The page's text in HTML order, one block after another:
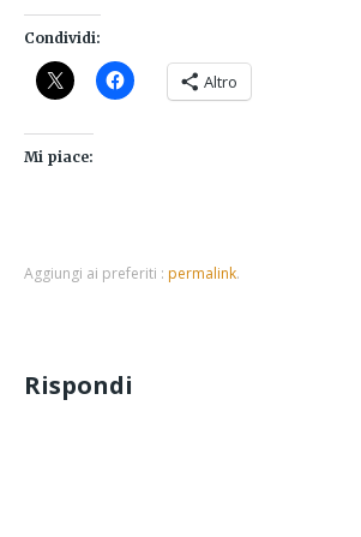
Condividi:
Altro
Mi piace:
Aggiungi ai preferiti : permalink.
Rispondi